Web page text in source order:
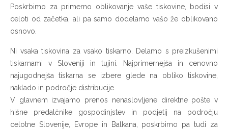
Poskrbimo za primerno oblikovanje vaše tiskovine, bodisi v
celoti od začetka, ali pa samo dodelamo vašo že oblikovano
osnovo.
Ni vsaka tiskovina za vsako tiskarno. Delamo s preizkušenimi
tiskarnami v Sloveniji in tujini. Najprimernejša in cenovno
najugodnejša tiskarna se izbere glede na obliko tiskovine,
naklado in področje distribucije.
V glavnem izvajamo prenos nenaslovljene direktne pošte v
hišne predalčnike gospodinjstev in podjetij na področju
celotne Slovenije, Evrope in Balkana, poskrbimo pa tudi za